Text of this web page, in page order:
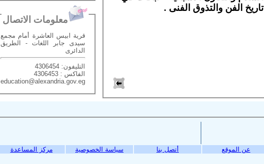
تاريخ الفن والتذوق الفنى .
معلومات الاتصال
قرية ابيس العاشرة أمام مجمع
سيدى جابر اللغات - الطريق
الدائرى
التليفون: 4306454
الفاكس : 4306453
education@alexandria.gov.eg
عن الموقع أتصل بنا سياسة الخصوصية مركز المساعدة